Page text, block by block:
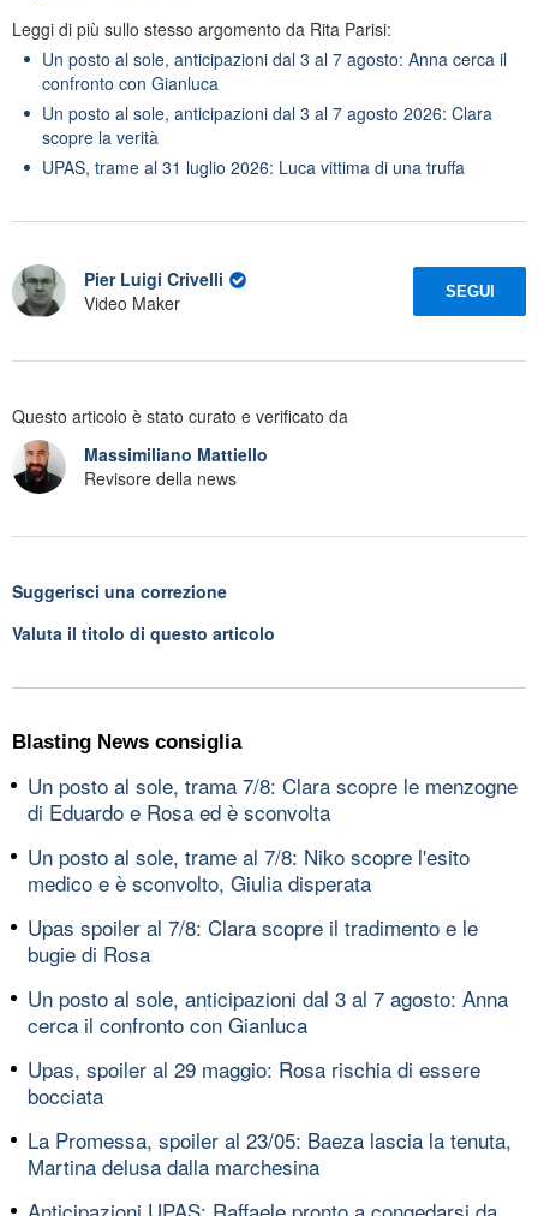
Leggi di più sullo stesso argomento da Rita Parisi:
Un posto al sole, anticipazioni dal 3 al 7 agosto: Anna cerca il
confronto con Gianluca
Un posto al sole, anticipazioni dal 3 al 7 agosto 2026: Clara
scopre la verità
UPAS, trame al 31 luglio 2026: Luca vittima di una truffa
Pier Luigi Crivelli
Video Maker
SEGUI
Questo articolo è stato curato e verificato da
Massimiliano Mattiello
Revisore della news
Suggerisci una correzione
Valuta il titolo di questo articolo
Blasting News consiglia
Un posto al sole, trama 7/8: Clara scopre le menzogne
di Eduardo e Rosa ed è sconvolta
Un posto al sole, trame al 7/8: Niko scopre l'esito
medico e è sconvolto, Giulia disperata
Upas spoiler al 7/8: Clara scopre il tradimento e le
bugie di Rosa
Un posto al sole, anticipazioni dal 3 al 7 agosto: Anna
cerca il confronto con Gianluca
Upas, spoiler al 29 maggio: Rosa rischia di essere
bocciata
La Promessa, spoiler al 23/05: Baeza lascia la tenuta,
Martina delusa dalla marchesina